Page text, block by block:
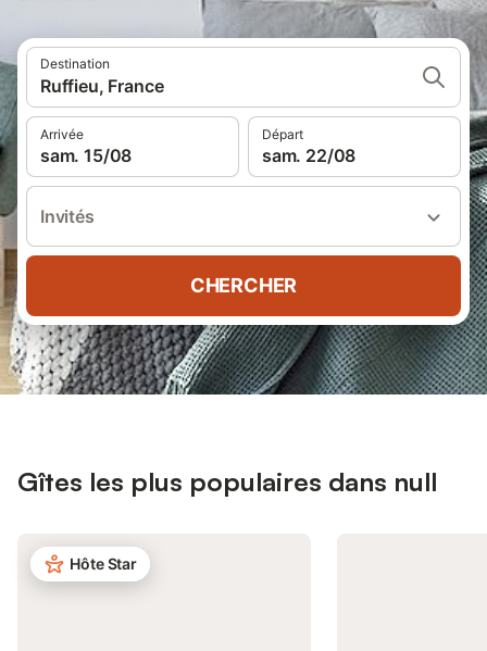
Destination
Ruffieu, France
Arrivée
sam. 15/08
Départ
sam. 22/08
Invités
CHERCHER
Gîtes les plus populaires dans null
Hôte Star